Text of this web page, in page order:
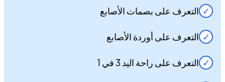
✓ التعرف على بصمات الأصابع
✓ التعرف على أوردة الأصابع
✓ التعرف على راحة اليد 3 في 1